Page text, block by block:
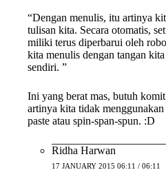
“Dengan menulis, itu artinya
tulisan kita. Secara otomatis,
miliki terus diperbarui oleh
kita menulis dengan tangan
sendiri. ”
Ini yang berat mas, butuh
artinya kita tidak
paste atau spin-span-spun. :D
Ridha Harwan
17 JANUARY 2015 06:11 / 06:11